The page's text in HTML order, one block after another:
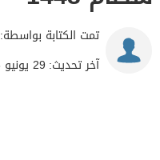
تمت الكتابة بواسطة:
آخر تحديث: 29 يونيو 2026 - 4:06م